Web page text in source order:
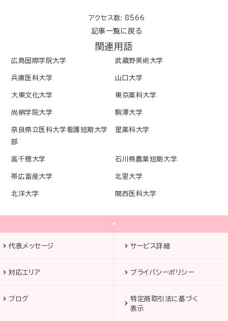
アクセス数: 8566
記事一覧に戻る
関連用語
広島国際学院大学 武蔵野美術大学
兵庫医科大学 山口大学
大東文化大学 東京薬科大学
尚絅学院大学 駒澤大学
奈良県立医科大学看護短期大学
部
星薬科大学
高千穂大学 石川県農業短期大学
帯広畜産大学 北里大学
北洋大学 関西医科大学
代表メッセージ サービス詳細
対応エリア プライバシーポリシー
ブログ
特定商取引法に基づく
表示